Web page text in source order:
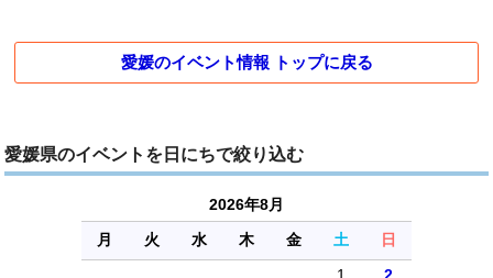
愛媛のイベント情報 トップに戻る
愛媛県のイベントを日にちで絞り込む
2026年8月
月
火 水 木 金 土
日
1
2